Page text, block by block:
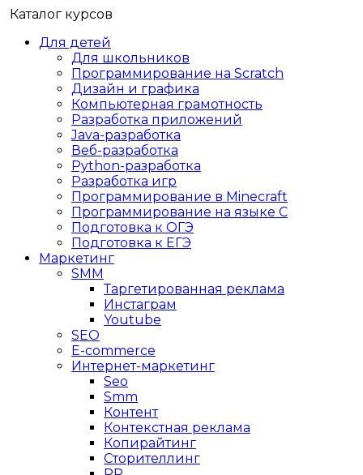
Каталог курсов
Для детей
Для школьников
Программирование на Scratch
Дизайн и графика
Компьютерная грамотность
Разработка приложений
Java-разработка
Веб-разработка
Python-разработка
Разработка игр
Программирование в Minecraft
Программирование на языке C
Подготовка к ОГЭ
Подготовка к ЕГЭ
Маркетинг
SMM
Таргетированная реклама
Инстаграм
Youtube
SEO
E-сommerce
Интернет-маркетинг
Seo
Smm
Контент
Контекстная реклама
Копирайтинг
Сторителлинг